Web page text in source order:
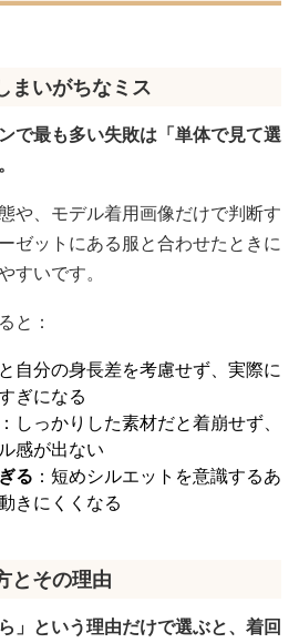
まいがちなミス
で最も多い失敗は「単体で見て選
や、モデル着用画像だけで判断す
ゼットにある服と合わせたときに
すいです。
と：
自分の身長差を考慮せず、実際に
ぎになる
：しっかりした素材だと着崩せず、
感が出ない
る ：短めシルエットを意識するあ
きにくくなる
とその理由
」という理由だけで選ぶと、着回